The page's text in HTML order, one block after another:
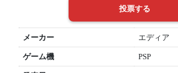
メーカー エディア
ゲーム機 PSP